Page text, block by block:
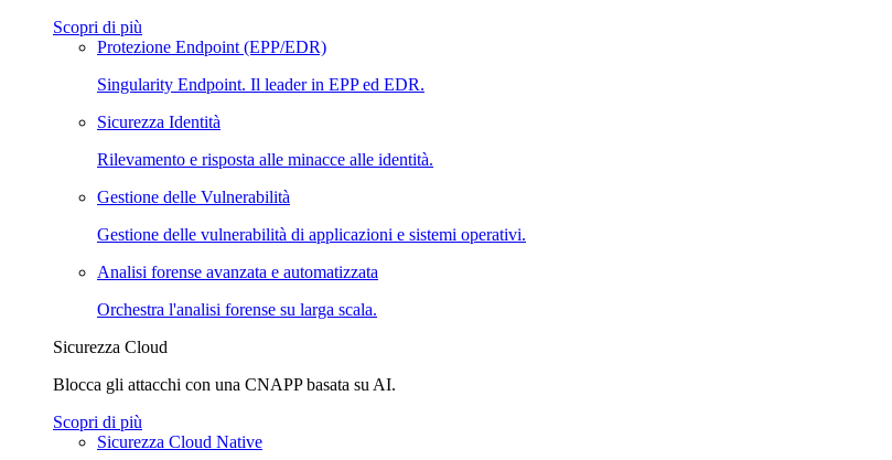
Scopri di più
Protezione Endpoint (EPP/EDR)
Singularity Endpoint. Il leader in EPP ed EDR.
Sicurezza Identità
Rilevamento e risposta alle minacce alle identità.
Gestione delle Vulnerabilità
Gestione delle vulnerabilità di applicazioni e sistemi operativi.
Analisi forense avanzata e automatizzata
Orchestra l'analisi forense su larga scala.
Sicurezza Cloud
Blocca gli attacchi con una CNAPP basata su AI.
Scopri di più
Sicurezza Cloud Native